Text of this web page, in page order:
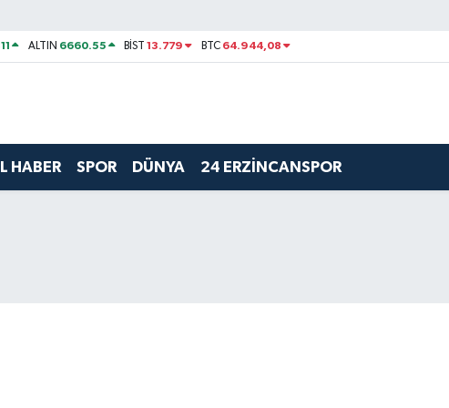
ALTIN 6660.55 BİST13.779 BTC 64.944,08
HABER SPOR DÜNYA 24 ERZİNCANSPOR